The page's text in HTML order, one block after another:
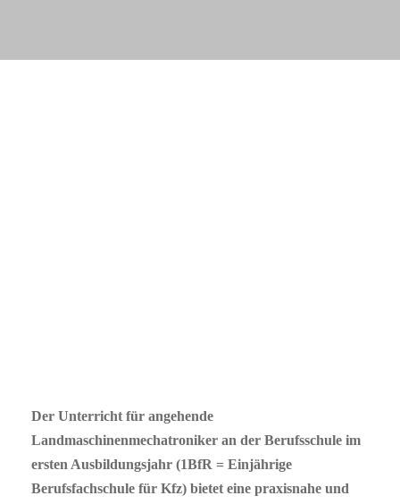
Der Unterricht für angehende
Landmaschinenmechatroniker an der Berufsschule im
ersten Ausbildungsjahr (1BfR = Einjährige
Berufsfachschule für Kfz) bietet eine praxisnahe und